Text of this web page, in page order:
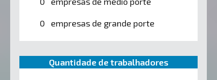
0 empresas de grande porte
Quantidade de trabalhadores